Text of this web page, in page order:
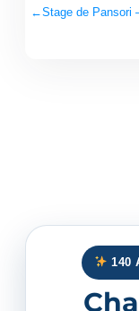
←Stage de Pansori
140